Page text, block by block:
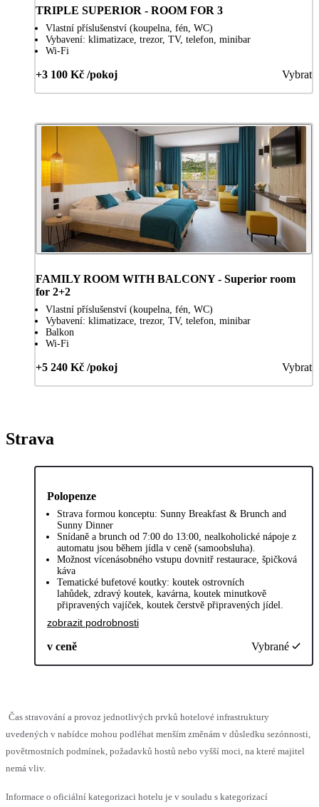
TRIPLE SUPERIOR - ROOM FOR 3
Vlastní příslušenství (koupelna, fén, WC)
Vybavení: klimatizace, trezor, TV, telefon, minibar
Wi-Fi
+3 100 Kč /pokoj Vybrat
FAMILY ROOM WITH BALCONY - Superior room
for 2+2
Vlastní příslušenství (koupelna, fén, WC)
Vybavení: klimatizace, trezor, TV, telefon, minibar
Balkon
Wi-Fi
+5 240 Kč /pokoj Vybrat
Strava
Polopenze
Strava formou konceptu: Sunny Breakfast & Brunch and
Sunny Dinner
Snídaně a brunch od 7:00 do 13:00, nealkoholické nápoje z
automatu jsou během jídla v ceně (samoobsluha).
Možnost vícenásobného vstupu dovnitř restaurace, špičková
káva
Tematické bufetové koutky: koutek ostrovních
lahůdek, zdravý koutek, kavárna, koutek minutkově
připravených vajíček, koutek čerstvě připravených jídel.
zobrazit podrobnosti
v ceně Vybrané
Čas stravování a provoz jednotlivých prvků hotelové infrastruktury
uvedených v nabídce mohou podléhat menším změnám v důsledku sezónnosti,
povětrnostních podmínek, požadavků hostů nebo vyšší moci, na které majitel
nemá vliv.
Informace o oficiální kategorizaci hotelu je v souladu s kategorizací